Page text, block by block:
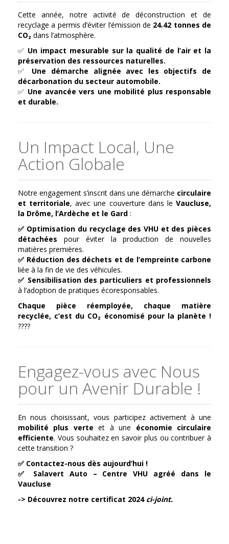
Cette année, notre activité de déconstruction et de
recyclage a permis d’éviter l’émission de 24.42 tonnes de
CO₂ dans l’atmosphère.
✅ Un impact mesurable sur la qualité de l’air et la
préservation des ressources naturelles.
✅ Une démarche alignée avec les objectifs de
décarbonation du secteur automobile.
✅ Une avancée vers une mobilité plus responsable
et durable.
Un Impact Local, Une
Action Globale
Notre engagement s’inscrit dans une démarche circulaire
et territoriale, avec une couverture dans leVaucluse,
la Drôme, l’Ardèche et le Gard :
✅ Optimisation du recyclage des VHU et des pièces
détachées pour éviter la production de nouvelles
matières premières.
✅ Réduction des déchets et de l’empreinte carbone
liée à la fin de vie des véhicules.
✅ Sensibilisation des particuliers et professionnels
à l’adoption de pratiques écoresponsables.
Chaque pièce réemployée, chaque matière
recyclée, c’est du CO₂ économisé pour la planète !
????
Engagez-vous avec Nous
pour un Avenir Durable !
En nous choisissant, vous participez activement à une
mobilité plus verte et à une économie circulaire
efficiente. Vous souhaitez en savoir plus ou contribuer à
cette transition ?
✅ Contactez-nous dès aujourd’hui !
✅ Salavert Auto – Centre VHU agréé dans le
Vaucluse
-> Découvrez notre certificat 2024 ci-joint.